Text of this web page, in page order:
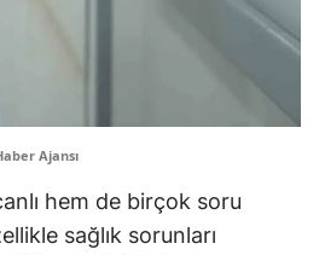
Ajansı
hem de birçok soru
sağlık sorunları